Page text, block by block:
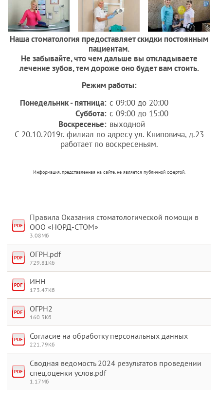
Наша стоматология предоставляет скидки постоянным
пациентам.
Не забывайте, что чем дальше вы откладываете
лечение зубов, тем дороже оно будет вам стоить.
Режим работы:
Понедельник- пятница: с 09:00 до 20:00
Суббота: с 09:00 до 15:00
Воскресенье: выходной
С 20.10.2019г. филиал по адресу ул. Книповича, д.23
работает по воскресеньям.
Информация, представленная на сайте, не является публичной офертой.
Правила Оказания стоматологической помощи в
ООО «НОРД-СТОМ»
3.08Мб
ОГРН.pdf
729.81Кб
ИНН
173.47Кб
ОГРН2
160.3Кб
Согласие на обработку персональных данных
221.79Кб
Сводная ведомость 2024 результатов проведении
спец.оценки услов.pdf
1.17Мб